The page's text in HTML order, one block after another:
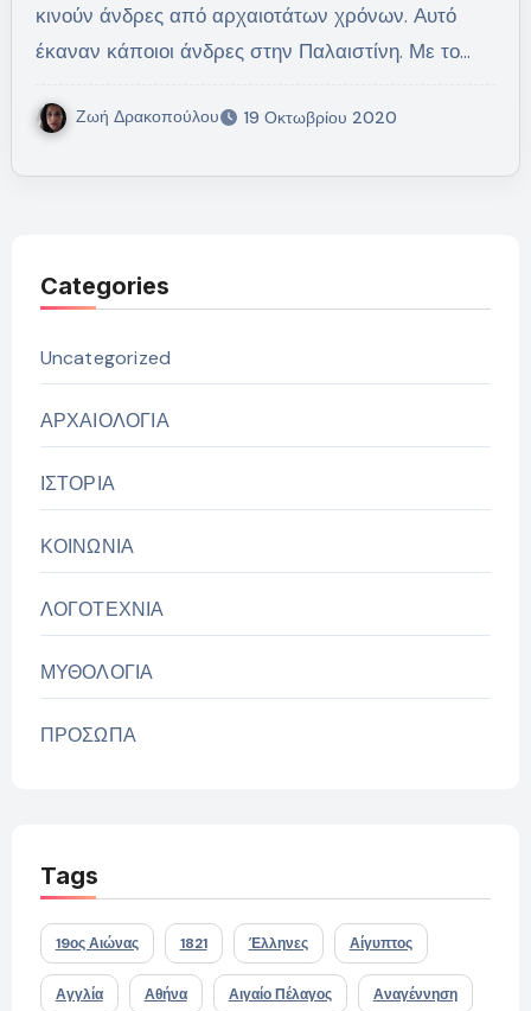
κινούν άνδρες από αρχαιοτάτων χρόνων. Αυτό
έκαναν κάποιοι άνδρες στην Παλαιστίνη. Με το…
Ζωή Δρακοπούλου 19 Οκτωβρίου 2020
Categories
Uncategorized
ΑΡΧΑΙΟΛΟΓΙΑ
ΙΣΤΟΡΙΑ
ΚΟΙΝΩΝΙΑ
ΛΟΓΟΤΕΧΝΙΑ
ΜΥΘΟΛΟΓΙΑ
ΠΡΟΣΩΠΑ
Tags
19ος Αιώνας 1821 Έλληνες Αίγυπτος
Αγγλία Αθήνα Αιγαίο Πέλαγος Αναγέννηση